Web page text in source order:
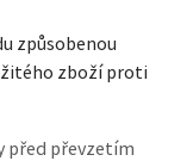
způsobenou
zboží proti
před převzetím